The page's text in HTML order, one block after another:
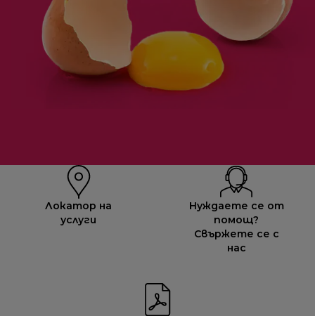
Локатор на
услуги
Нуждаете се от
помощ?
Свържете се с
нас